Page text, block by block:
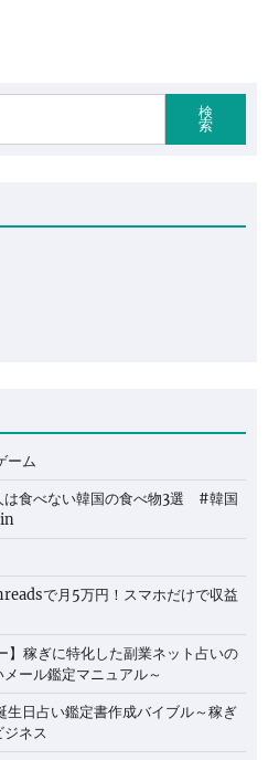
検
索
ーム
は食べない韓国の食べ物3選 #韓国
で月5万円！スマホだけで収益
】稼ぎに特化した副業ネット占いの
ール鑑定マニュアル～
生日占い鑑定書作成バイブル～稼ぎ
ジネス